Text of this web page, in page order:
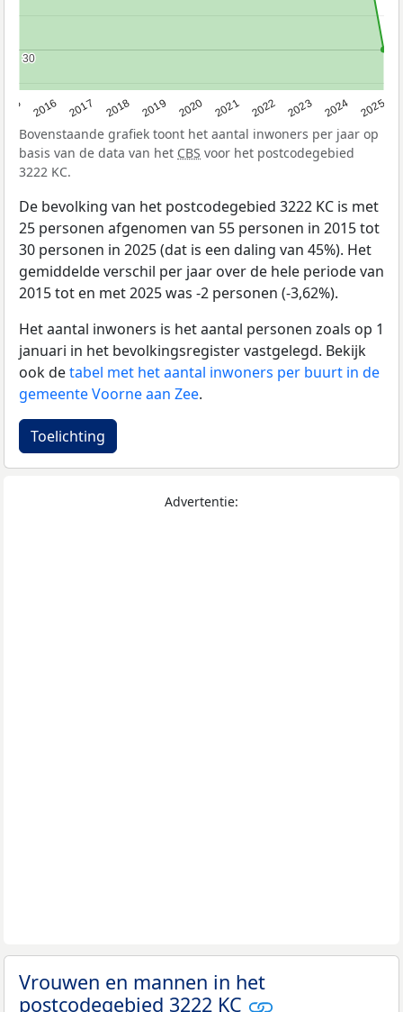
2016 2017 2018 2019 2020 2021 2022 2023 2024 2025
30
30
Bovenstaande grafiek toont het aantal inwoners per jaar op
basis van de data van het CBS voor het postcodegebied
3222 KC.
De bevolking van het postcodegebied 3222 KC is met
25 personen afgenomen van 55 personen in 2015 tot
30 personen in 2025 (dat is een daling van 45%). Het
gemiddelde verschil per jaar over de hele periode van
2015 tot en met 2025 was -2 personen (-3,62%).
Het aantal inwoners is het aantal personen zoals op 1
januari in het bevolkingsregister vastgelegd. Bekijk
ook detabel met het aantal inwoners per buurt in de
gemeente Voorne aan Zee.
Toelichting
Advertentie:
Vrouwen en mannen in het
postcodegebied 3222 KC